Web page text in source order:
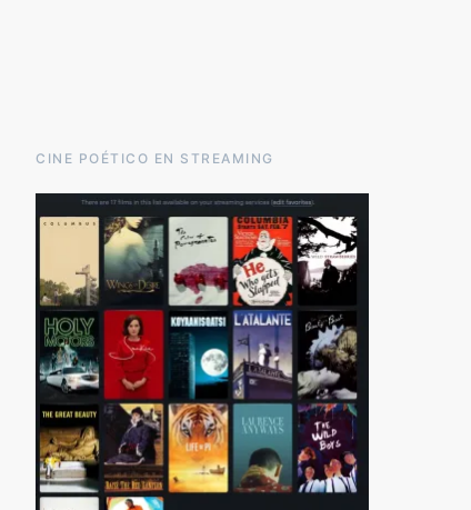
CINE POÉTICO EN STREAMING